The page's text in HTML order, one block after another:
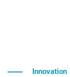
Innovation